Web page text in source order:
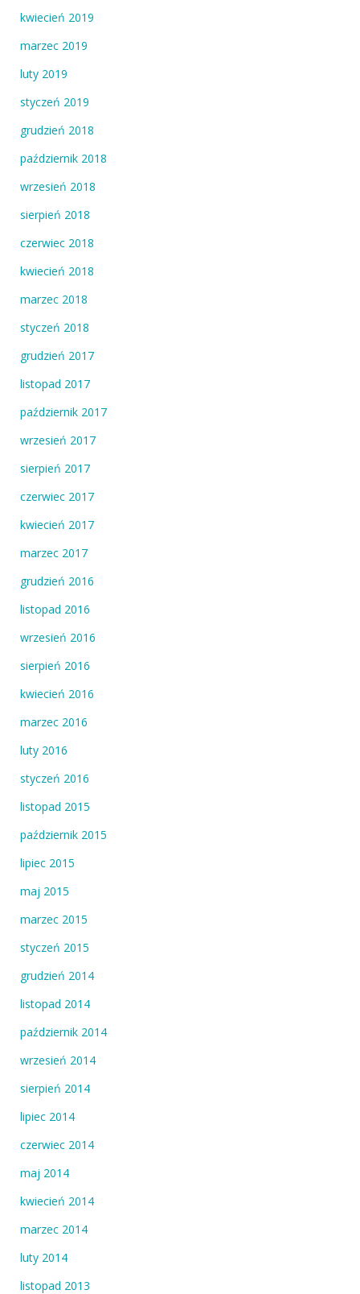
kwiecień 2019
marzec 2019
luty 2019
styczeń 2019
grudzień 2018
październik 2018
wrzesień 2018
sierpień 2018
czerwiec 2018
kwiecień 2018
marzec 2018
styczeń 2018
grudzień 2017
listopad 2017
październik 2017
wrzesień 2017
sierpień 2017
czerwiec 2017
kwiecień 2017
marzec 2017
grudzień 2016
listopad 2016
wrzesień 2016
sierpień 2016
kwiecień 2016
marzec 2016
luty 2016
styczeń 2016
listopad 2015
październik 2015
lipiec 2015
maj 2015
marzec 2015
styczeń 2015
grudzień 2014
listopad 2014
październik 2014
wrzesień 2014
sierpień 2014
lipiec 2014
czerwiec 2014
maj 2014
kwiecień 2014
marzec 2014
luty 2014
listopad 2013